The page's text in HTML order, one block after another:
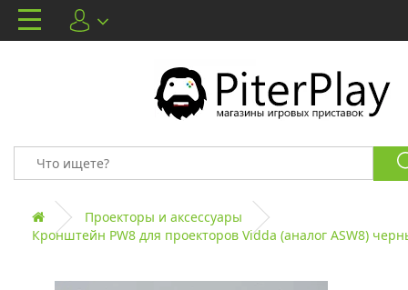
Проекторы и аксессуары
Кронштейн PW8 для проекторов Vidda (аналог ASW8)